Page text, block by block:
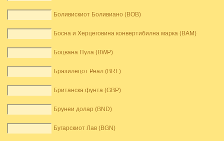
Боливискиот Боливиано (BOB)
Босна и Херцеговина конвертибилна марка (BAM)
Боцвана Пула (BWP)
Бразилецот Реал (BRL)
Британска фунта (GBP)
Брунеи долар (BND)
Бугарскиот Лав (BGN)